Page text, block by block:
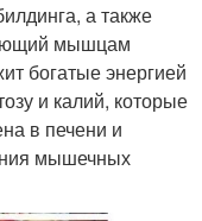
а также
мышцам
богатые энергией
и калий, которые
в печени и
мышечных